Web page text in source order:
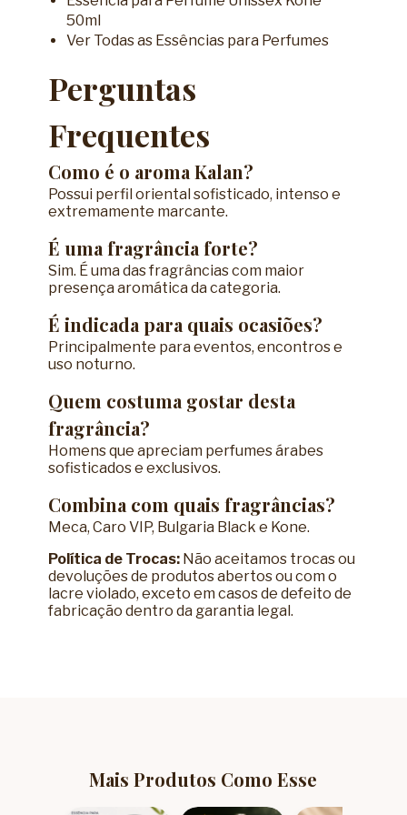
50ml
Ver Todas as Essências para Perfumes
Perguntas
Frequentes
Como é o aroma Kalan?
Possui perfil oriental sofisticado, intenso e
extremamente marcante.
É uma fragrância forte?
Sim. É uma das fragrâncias com maior
presença aromática da categoria.
É indicada para quais ocasiões?
Principalmente para eventos, encontros e
uso noturno.
Quem costuma gostar desta
fragrância?
Homens que apreciam perfumes árabes
sofisticados e exclusivos.
Combina com quais fragrâncias?
Meca, Caro VIP, Bulgaria Black e Kone.
Política de Trocas: Não aceitamos trocas ou
devoluções de produtos abertos ou com o
lacre violado, exceto em casos de defeito de
fabricação dentro da garantia legal.
Mais Produtos Como Esse